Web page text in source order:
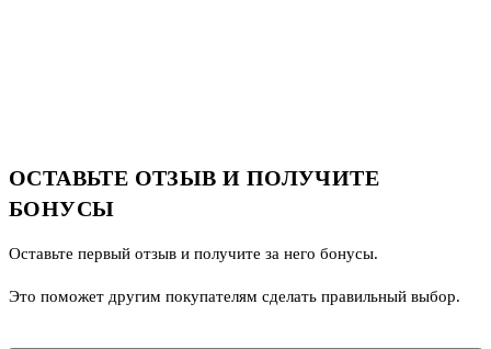
ОСТАВЬТЕ ОТЗЫВ И ПОЛУЧИТЕ
БОНУСЫ
Оставьте первый отзыв и получите за него бонусы.
Это поможет другим покупателям сделать правильный выбор.